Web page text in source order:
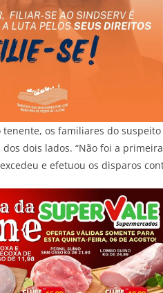
tenente, os familiares do
dos dois lados. “Não foi a
e efetuou os disparos